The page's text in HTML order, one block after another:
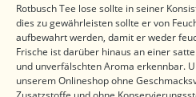
Rotbusch Tee lose sollte in seiner
dies zu gewährleisten sollte er von
aufbewahrt werden, damit er weder
Frische ist darüber hinaus an einer
und unverfälschten Aroma erkennbar.
unserem Onlineshop ohne